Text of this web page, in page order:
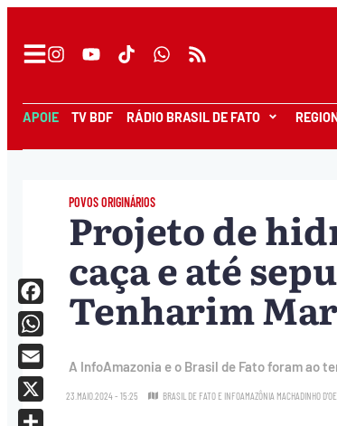
APOIE TV BDF RÁDIO BRASIL DE FATO
POVOS ORIGINÁRIOS
Projeto de
caça e até
Tenharim
A InfoAmazonia e o Brasil de Fato foram ao
23.MAIO.2024 - 15:25 BRASIL DE FATO E INFOAMAZÔNIA MACHADINHO
Facebook
WhatsApp
Email
X